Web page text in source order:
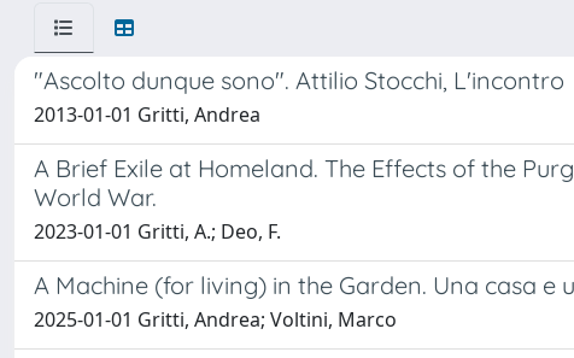
"Ascolto dunque sono". Attilio Stocchi, L'incontro
2013-01-01 Gritti, Andrea
A Brief Exile at Homeland. The Effects of the
World War.
2023-01-01 Gritti, A.; Deo, F.
A Machine (for living) in the Garden. Una casa
2025-01-01 Gritti, Andrea; Voltini, Marco